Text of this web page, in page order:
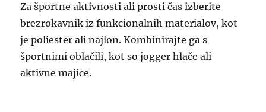
Za športne aktivnosti ali prosti čas izberite
brezrokavnik iz funkcionalnih materialov, kot
je poliester ali najlon. Kombinirajte ga s
športnimi oblačili, kot so jogger hlače ali
aktivne majice.